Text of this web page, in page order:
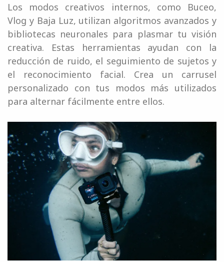
Los modos creativos internos, como Buceo,
Vlog y Baja Luz, utilizan algoritmos avanzados y
bibliotecas neuronales para plasmar tu visión
creativa. Estas herramientas ayudan con la
reducción de ruido, el seguimiento de sujetos y
el reconocimiento facial. Crea un carrusel
personalizado con tus modos más utilizados
para alternar fácilmente entre ellos.